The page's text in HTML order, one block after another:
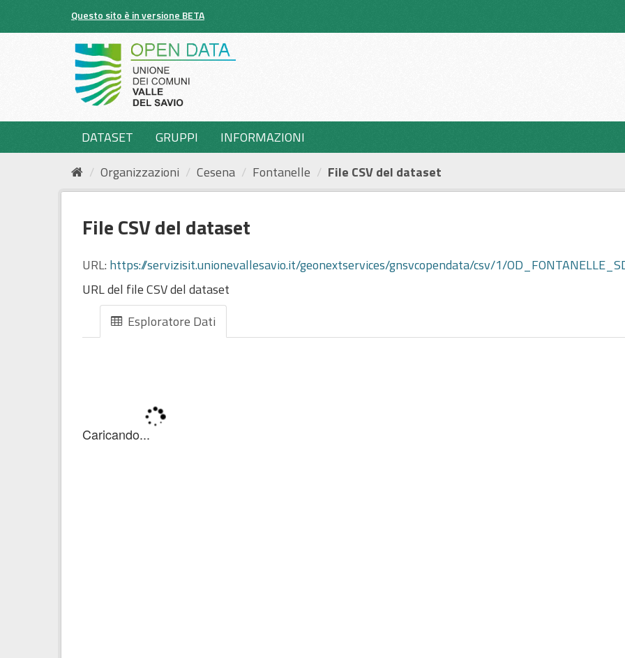
Questo sito è in versione BETA
DATASET GRUPPI
INFORMAZIONI
Organizzazioni
Cesena Fontanelle File CSV del dataset
File CSV del dataset
URL: https://servizisit.unionevallesavio.it/geonextservices/gnsvcopendata/csv/1/
URL del file CSV del dataset
Esploratore Dati